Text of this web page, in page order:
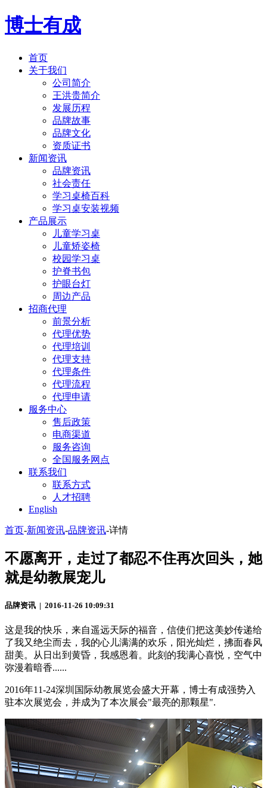
博士有成
首页
关于我们
公司简介
王洪贵简介
发展历程
品牌故事
品牌文化
资质证书
新闻资讯
品牌资讯
社会责任
学习桌椅百科
学习桌安装视频
产品展示
儿童学习桌
儿童矫姿椅
校园学习桌
护脊书包
护眼台灯
周边产品
招商代理
前景分析
代理优势
代理培训
代理支持
代理条件
代理流程
代理申请
服务中心
售后政策
电商渠道
服务咨询
全国服务网点
联系我们
联系方式
人才招聘
English
首页-新闻资讯-品牌资讯-详情
不愿离开，走过了都忍不住再次回头，她
就是幼教展宠儿
品牌资讯 | 2016-11-26 10:09:31
这是我的快乐，来自遥远天际的福音，信使们把这美妙传递给
了我又绝尘而去，我的心儿满满的欢乐，阳光灿烂，拂面春风
甜美。从日出到黄昏，我感恩着。此刻的我满心喜悦，空气中
弥漫着暗香......
2016年11-24深圳国际幼教展览会盛大开幕，博士有成强势入
驻本次展览会，并成为了本次展会"最亮的那颗星".